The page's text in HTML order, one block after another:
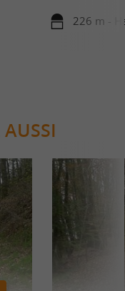
226 m -
AUSSI